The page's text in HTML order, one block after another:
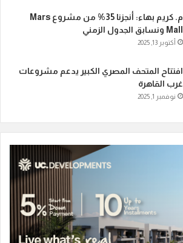
م. كريم بهاء: أنجزنا 35% من مشروع Mars
Mall ونسابق الجدول الزمني
أكتوبر 13, 2025
افتتاح المتحف المصري الكبير يدعم مشروعات
غرب القاهرة
نوفمبر 1, 2025